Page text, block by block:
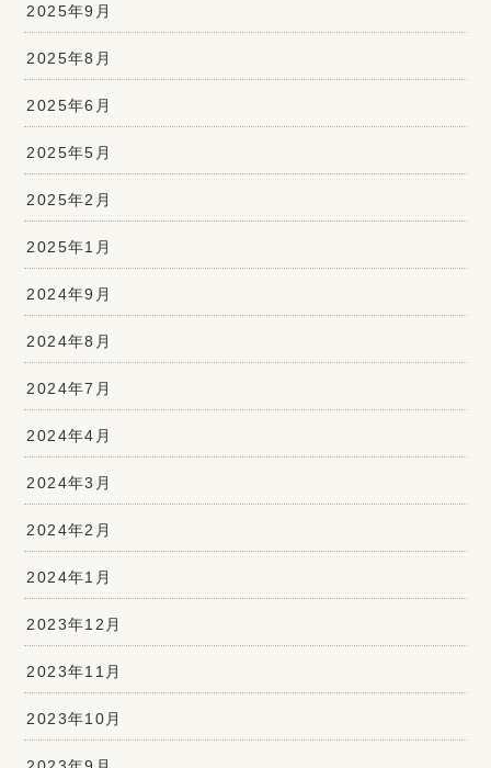
2025年9月
2025年8月
2025年6月
2025年5月
2025年2月
2025年1月
2024年9月
2024年8月
2024年7月
2024年4月
2024年3月
2024年2月
2024年1月
2023年12月
2023年11月
2023年10月